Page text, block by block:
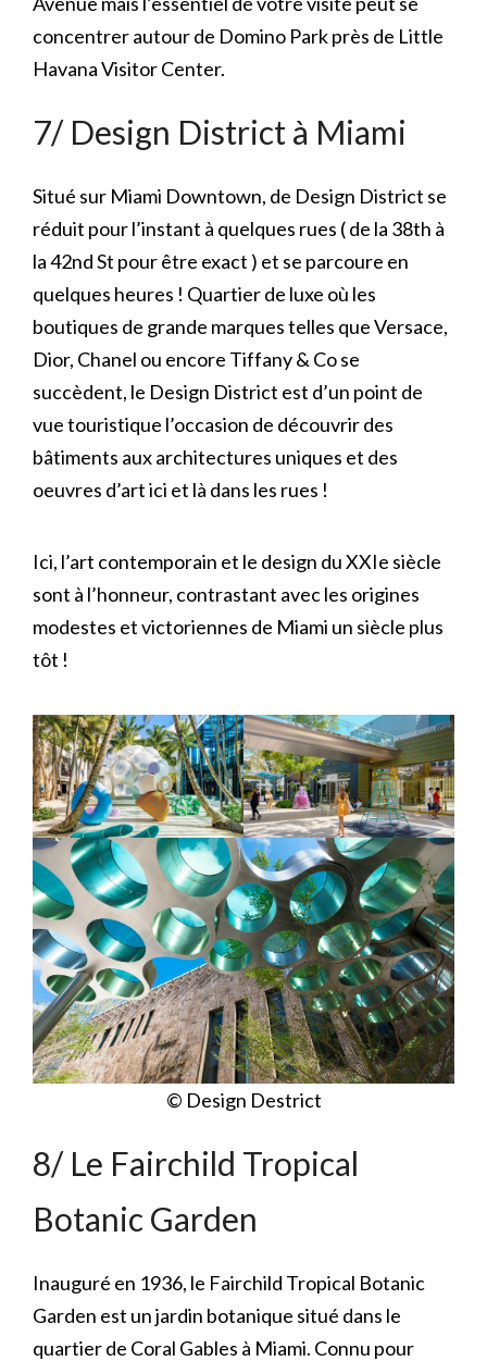
concentrer autour de Domino Park près de Little
Havana Visitor Center.
7/ Design District à Miami
Situé sur Miami Downtown, de Design District se
réduit pour l’instant à quelques rues ( de la 38th à
la 42nd St pour être exact ) et se parcoure en
quelques heures ! Quartier de luxe où les
boutiques de grande marques telles que Versace,
Dior, Chanel ou encore Tiffany & Co se
succèdent, le Design District est d’un point de
vue touristique l’occasion de découvrir des
bâtiments aux architectures uniques et des
oeuvres d’art ici et là dans les rues !
Ici, l’art contemporain et le design du XXIe siècle
sont à l’honneur, contrastant avec les origines
modestes et victoriennes de Miami un siècle plus
tôt !
© Design Destrict
8/ Le Fairchild Tropical
Botanic Garden
Inauguré en 1936, le Fairchild Tropical Botanic
Garden est un jardin botanique situé dans le
quartier de Coral Gables à Miami. Connu pour